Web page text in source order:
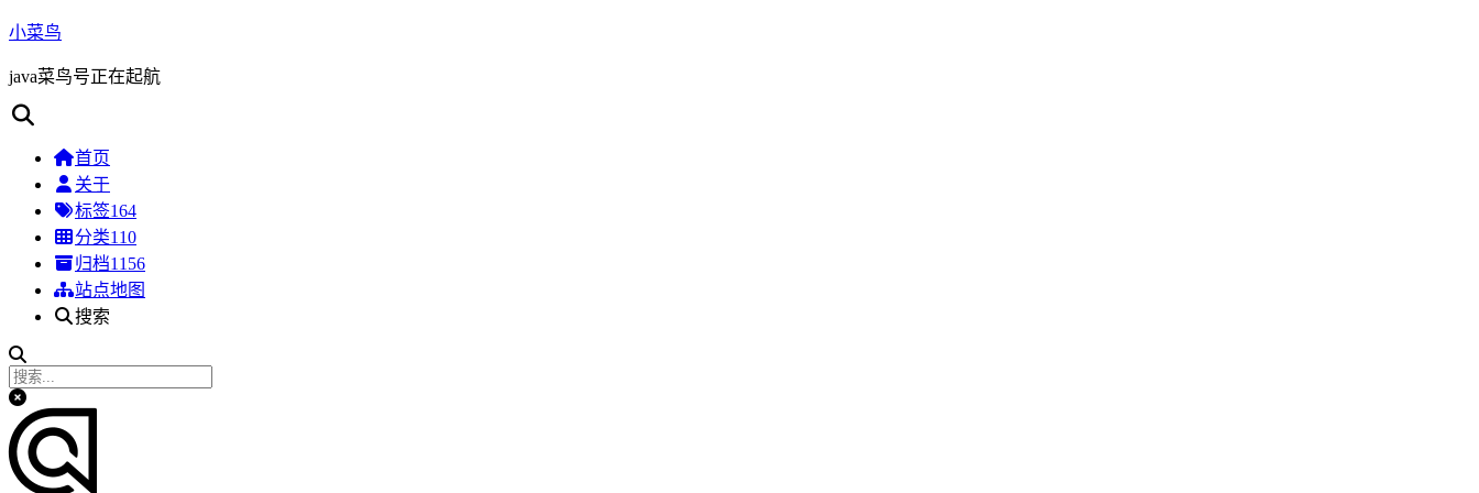
小菜鸟
java菜鸟号正在起航
首页
关于
标签164
分类110
归档1156
站点地图
搜索